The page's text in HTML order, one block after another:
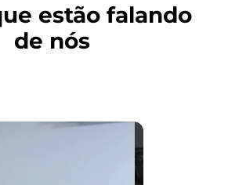
estão falando
de nós